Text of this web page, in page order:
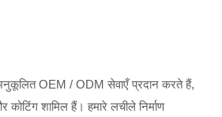
OEM / ODM सेवाएँ प्रदान करते हैं,
कोटिंग शामिल हैं। हमारे लचीले निर्माण